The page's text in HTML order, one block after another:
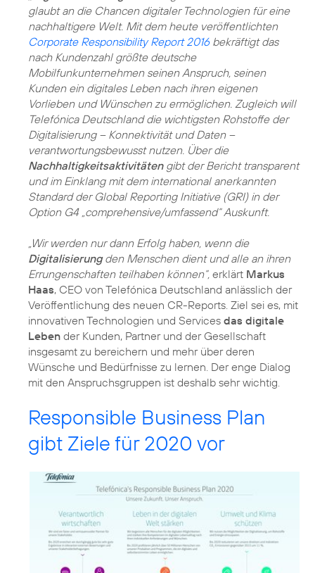
glaubt an die Chancen digitaler Technologien für eine
nachhaltigere Welt. Mit dem heute veröffentlichten
Corporate Responsibility Report 2016bekräftigt das
nach Kundenzahl größte deutsche
Mobilfunkunternehmen seinen Anspruch, seinen
Kunden ein digitales Leben nach ihren eigenen
Vorlieben und Wünschen zu ermöglichen. Zugleich will
Telefónica Deutschland die wichtigsten Rohstoffe der
Digitalisierung – Konnektivität und Daten –
verantwortungsbewusst nutzen. Über die
Nachhaltigkeitsaktivitätengibt der Bericht transparent
und im Einklang mit dem international anerkannten
Standard der Global Reporting Initiative (GRI) in der
Option G4 „comprehensive/umfassend“ Auskunft.
„Wir werden nur dann Erfolg haben, wenn die
Digitalisierungden Menschen dient und alle an ihren
Errungenschaften teilhaben können“, erklärt Markus
Haas, CEO von Telefónica Deutschland anlässlich der
Veröffentlichung des neuen CR-Reports. Ziel sei es, mit
innovativen Technologien und Services das digitale
Leben der Kunden, Partner und der Gesellschaft
insgesamt zu bereichern und mehr über deren
Wünsche und Bedürfnisse zu lernen. Der enge Dialog
mit den Anspruchsgruppen ist deshalb sehr wichtig.
Responsible Business Plan
gibt Ziele für 2020 vor